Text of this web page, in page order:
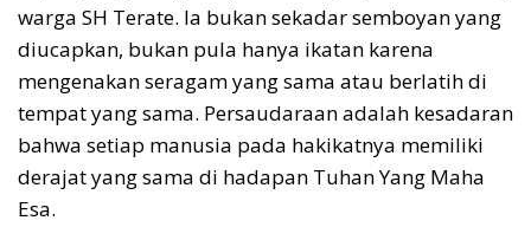
warga SH Terate. Ia bukan sekadar semboyan yang
diucapkan, bukan pula hanya ikatan karena
mengenakan seragam yang sama atau berlatih di
tempat yang sama. Persaudaraan adalah kesadaran
bahwa setiap manusia pada hakikatnya memiliki
derajat yang sama di hadapan Tuhan Yang Maha
Esa.